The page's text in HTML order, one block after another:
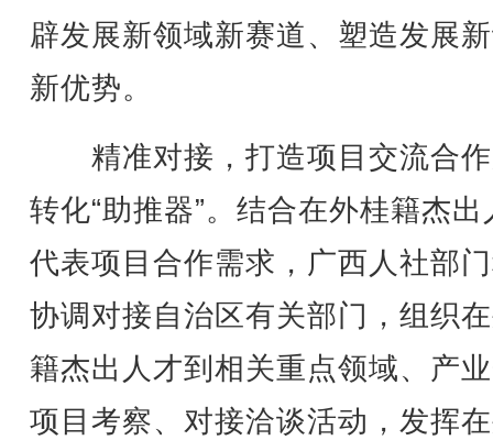
辟发展新领域新赛道、塑造发展
新优势。
精准对接，打造项目交流合
转化“助推器”。结合在外桂籍杰出
代表项目合作需求，广西人社部
协调对接自治区有关部门，组织
籍杰出人才到相关重点领域、产
项目考察、对接洽谈活动，发挥